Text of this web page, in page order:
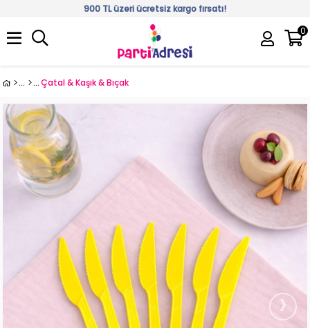
900 TL üzeri ücretsiz kargo fırsatı!
0
Üye Girişi
Çatal & Kaşık & Bıçak
›